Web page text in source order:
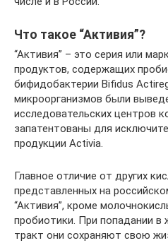
Что такое “Активия”?
“Активия” – это серия или
продуктов, содержащих
бифидобактерии Bifidus
микроорганизмов были
исследовательских центров
запатентованы для
продукции Activia.
Главное отличие от других
представленных на
“Активия”, кроме
пробиотики. При попадании
тракт они сохраняют свою